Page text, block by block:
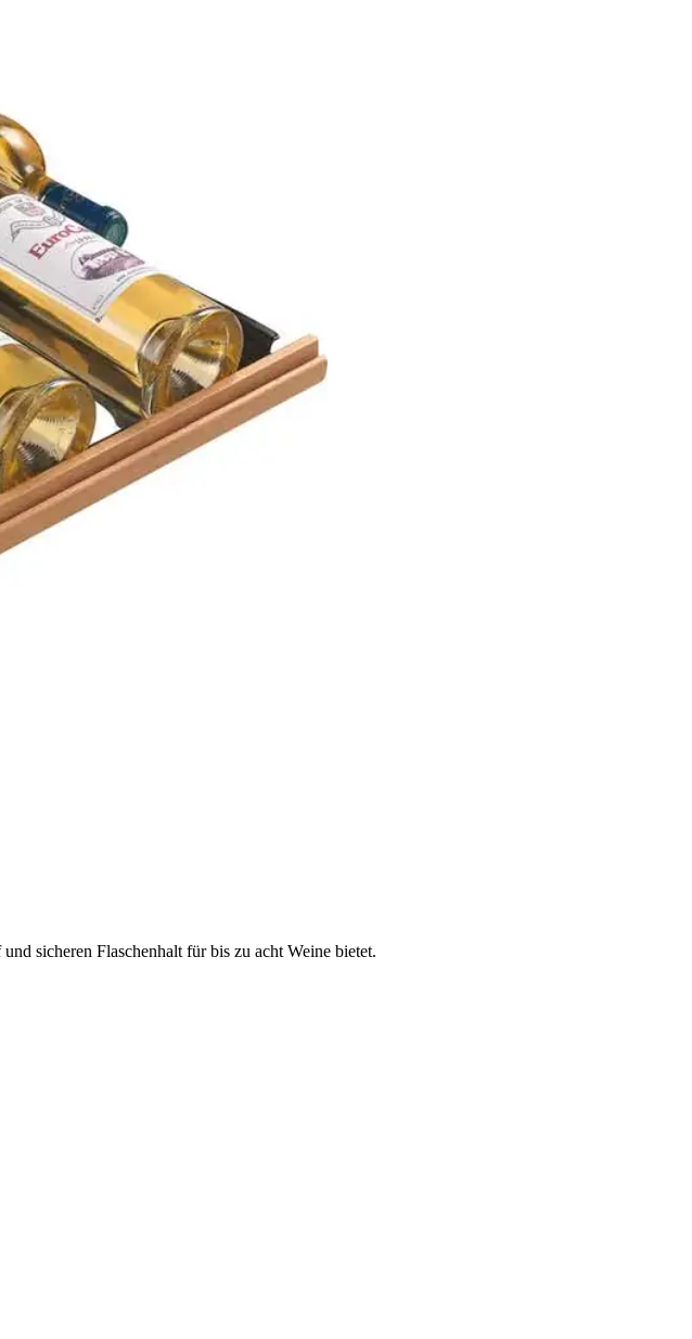
sicheren Flaschenhalt für bis zu acht Weine bietet.